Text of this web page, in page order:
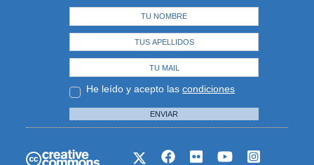
He leído y acepto las condiciones
ENVIAR